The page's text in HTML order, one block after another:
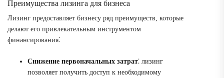
Преимущества лизинга для бизнеса
Лизинг предоставляет бизнесу ряд преимуществ, которые
делают его привлекательным инструментом
финансирования⁚
Снижение первоначальных затрат⁚ лизинг
позволяет получить доступ к необходимому